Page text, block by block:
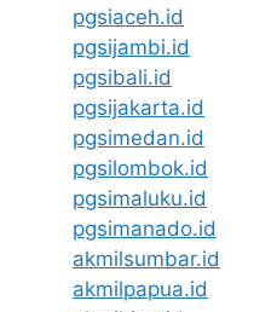
pgsiaceh.id
pgsijambi.id
pgsibali.id
pgsijakarta.id
pgsimedan.id
pgsilombok.id
pgsimaluku.id
pgsimanado.id
akmilsumbar.id
akmilpapua.id